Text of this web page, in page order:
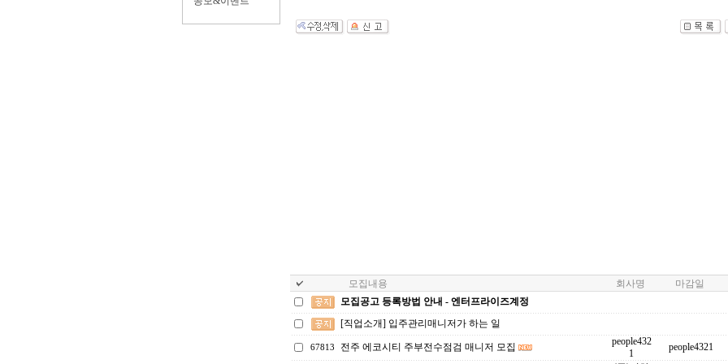
모집내용 회사명
마감일
모집공고 등록방법 안내 - 엔터프라이즈계정
[직업소개] 입주관리매니저가 하는 일
67813 전주 에코시티 주부전수점검 매니저 모집
people432
1
people4321